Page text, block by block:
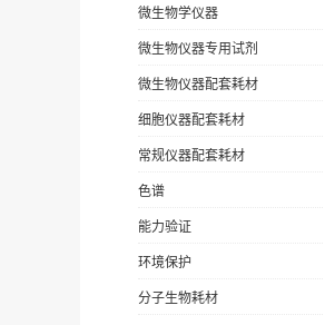
微生物学仪器
微生物仪器专用试剂
微生物仪器配套耗材
细胞仪器配套耗材
常规仪器配套耗材
色谱
能力验证
环境保护
分子生物耗材